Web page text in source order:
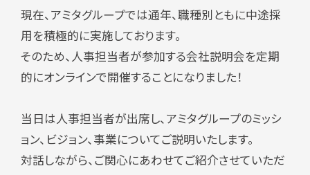
現在、アミタグループでは通年、職種別ともに中途採
用を積極的に実施しております。
そのため、人事担当者が参加する会社説明会を定期
的にオンラインで開催することになりました！
当日は人事担当者が出席し、アミタグループのミッシ
ョン、ビジョン、事業についてご説明いたします。
対話しながら、ご関心にあわせてご紹介させていただ